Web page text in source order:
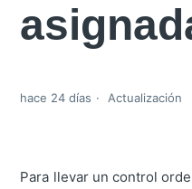
hace 24 días Actualización
Para llevar un control